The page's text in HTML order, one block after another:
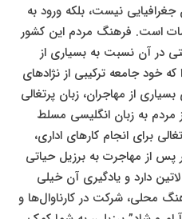
جغرافیایی نیست، بلکه ورود به
است. فرهنگ مردم این کشور
در آن نسبت به بسیاری از
خود جامعه ترکیبی از نژادهای
از مهاجران، زبان پرتغالی
مردم به زبان انگلیسی مسلط
برای انجام کارهای اداری،
پس از مهاجرت به برزیل حیاتی
دارد و یادگیری آن خیلی
محلی، شرکت در کارناوال‌ها و